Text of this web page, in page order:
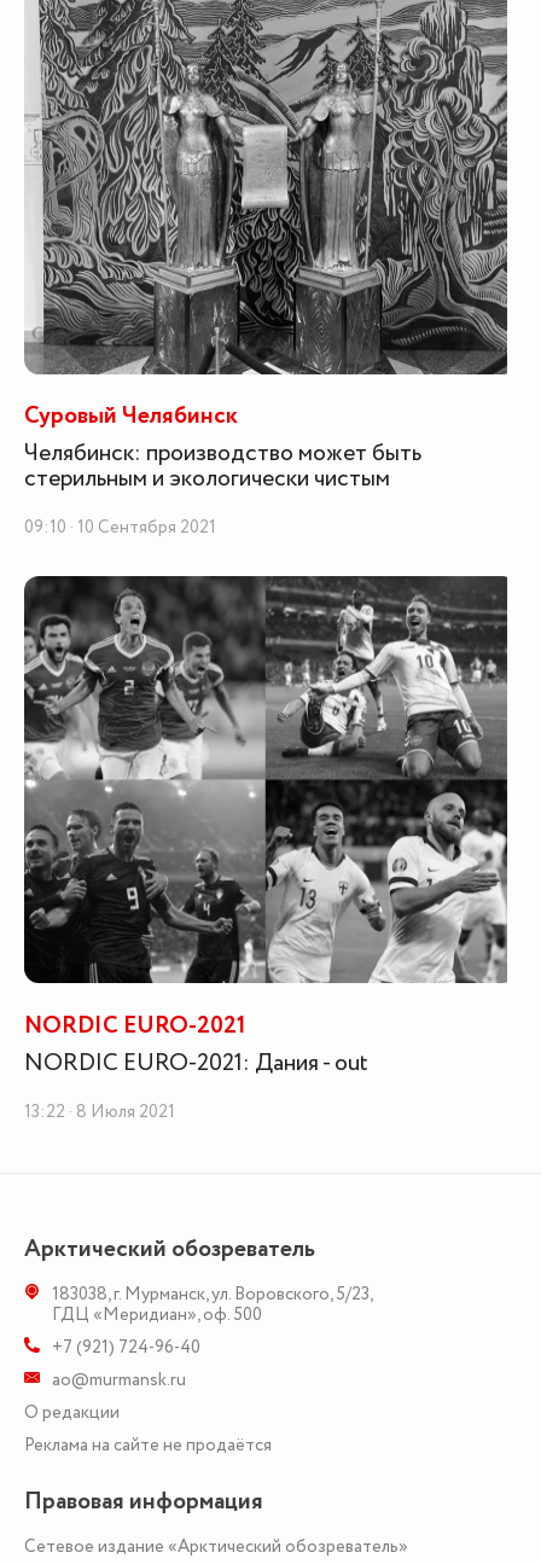
Суровый Челябинск
Челябинск: производство может быть
стерильным и экологически чистым
09:10 · 10 Сентября 2021
NORDIC EURO-2021
NORDIC EURO-2021: Дания - out
13:22 · 8 Июля 2021
Арктический обозреватель
183038,г. Мурманск,ул. Воровского, 5/23,
ГДЦ «Меридиан», оф. 500
+7 (921) 724-96-40
ao@murmansk.ru
О редакции
Реклама на сайте не продаётся
Правовая информация
Сетевое издание «Арктический обозреватель»